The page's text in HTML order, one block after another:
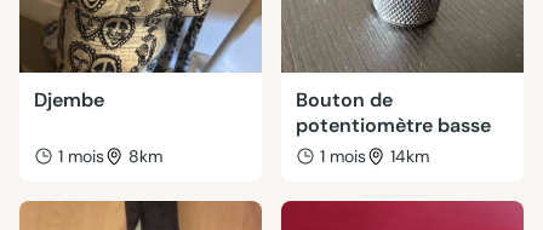
Djembe
1 mois 8km
Bouton de
potentiomètre basse
1 mois 14km